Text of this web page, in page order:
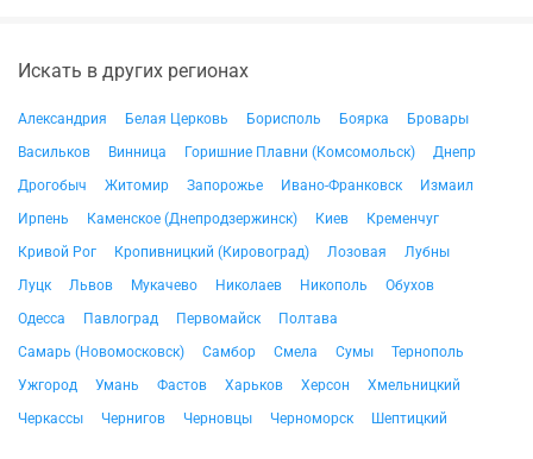
Искать в других регионах
Александрия Белая Церковь Борисполь Боярка
Бровары
Васильков
Винница Горишние Плавни (Комсомольск)
Днепр
Дрогобыч
Житомир Запорожье Ивано-Франковск
Измаил
Ирпень
Каменское (Днепродзержинск) Киев
Кременчуг
Кривой Рог
Кропивницкий (Кировоград) Лозовая
Лубны
Луцк
Львов Мукачево Николаев Никополь
Обухов
Одесса
Павлоград Первомайск
Полтава
Самарь (Новомосковск)
Самбор Смела Сумы
Тернополь
Ужгород
Умань Фастов Харьков Херсон
Хмельницкий
Черкассы
Чернигов Черновцы Черноморск Шептицкий